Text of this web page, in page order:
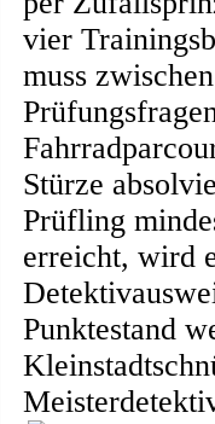
vier
muss
Stürze
Prüfling
erreicht, wird
Punktestand